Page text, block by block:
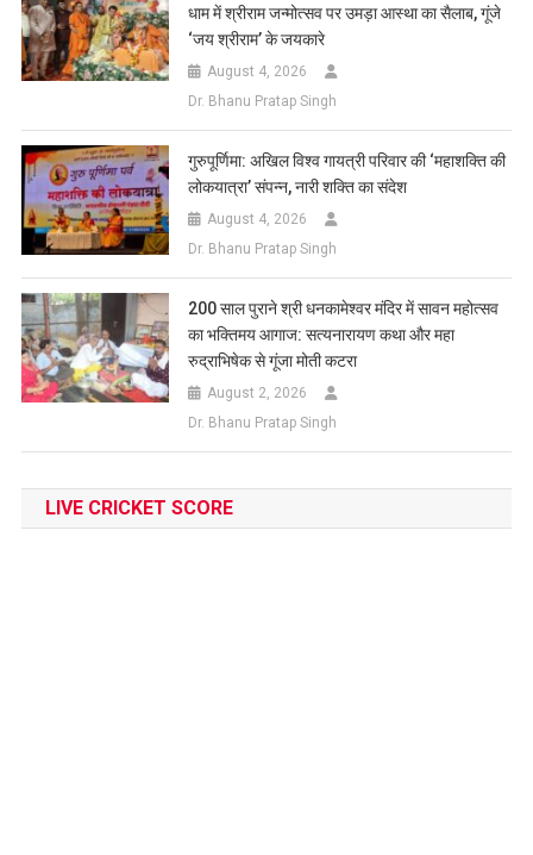
धाम में श्रीराम जन्मोत्सव पर उमड़ा आस्था का सैलाब, गूंजे
‘जय श्रीराम’ के जयकारे
August 4, 2026
Dr. Bhanu Pratap Singh
गुरुपूर्णिमा: अखिल विश्व गायत्री परिवार की ‘महाशक्ति की
लोकयात्रा’ संपन्न, नारी शक्ति का संदेश
August 4, 2026
Dr. Bhanu Pratap Singh
200 साल पुराने श्री धनकामेश्वर मंदिर में सावन महोत्सव
का भक्तिमय आगाज: सत्यनारायण कथा और महा
रुद्राभिषेक से गूंजा मोती कटरा
August 2, 2026
Dr. Bhanu Pratap Singh
LIVE CRICKET SCORE